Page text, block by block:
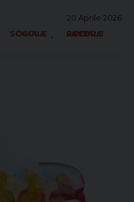
20 Aprile 2026
SCUOLA SOCIALE , SOCIALE LAVORO PACE